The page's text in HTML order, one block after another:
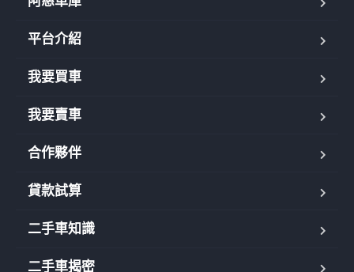
平台介紹
我要買車
我要賣車
合作夥伴
貸款試算
二手車知識
二手車揭密